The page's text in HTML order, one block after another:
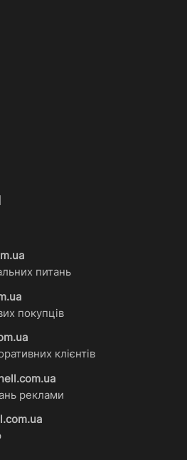
питань
покупців
клієнтів
реклами